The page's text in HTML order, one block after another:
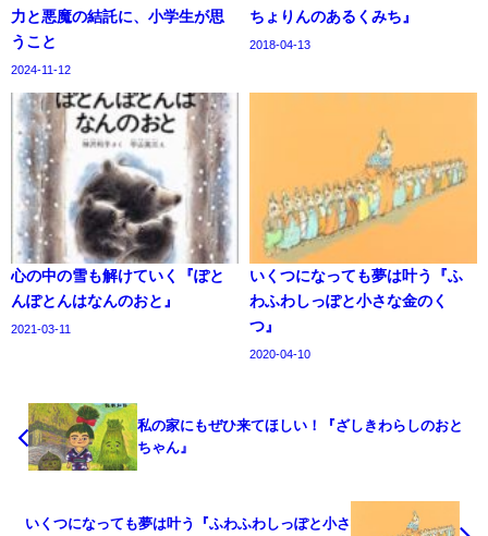
力と悪魔の結託に、小学生が思
うこと
2024-11-12
ちょりんのあるくみち』
2018-04-13
心の中の雪も解けていく『ぽと
んぽとんはなんのおと』
2021-03-11
いくつになっても夢は叶う『ふ
わふわしっぽと小さな金のく
つ』
2020-04-10
私の家にもぜひ来てほしい！『ざしきわらしのおと
ちゃん』
いくつになっても夢は叶う『ふわふわしっぽと小さ